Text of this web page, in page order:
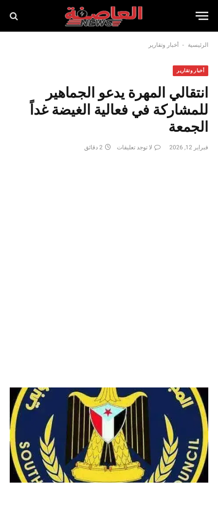
الرئيسية - أخبار وتقارير
أخبار وتقارير
انتقالي المهرة يدعو الجماهير
للمشاركة في فعالية الغيضة غداً
الجمعة
فبراير 12, 2026 لا توجد تعليقات 2 دقائق